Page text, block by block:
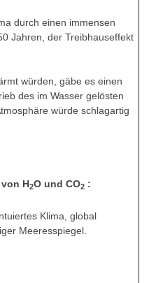
durch einen immensen
Jahren, der Treibhauseffekt
würden, gäbe es einen
des im Wasser gelösten
würde schlagartig
H2O und CO2 :
Klima, global
Meeresspiegel.